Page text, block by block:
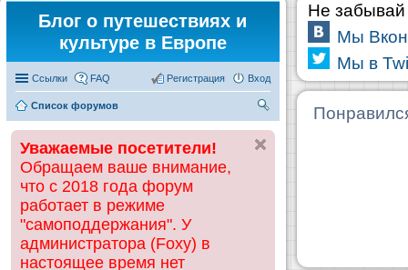
Блог о путешествиях и
культуре в Европе
Ссылки FAQ Вход
Регистрация
Список форумов
ск
Уважаемые посетители!
Обращаем ваше внимание,
что с 2018 года форум
работает в режиме
"самоподдержания". У
администратора (Foxy) в
настоящее время нет
Не забывай
Мы
Мы в